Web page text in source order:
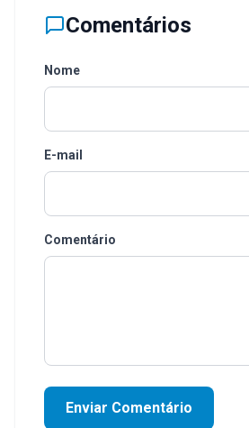
Comentários
Nome
E-mail
Comentário
Enviar Comentário